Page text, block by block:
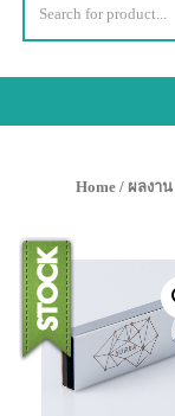
Home / ผลงาน